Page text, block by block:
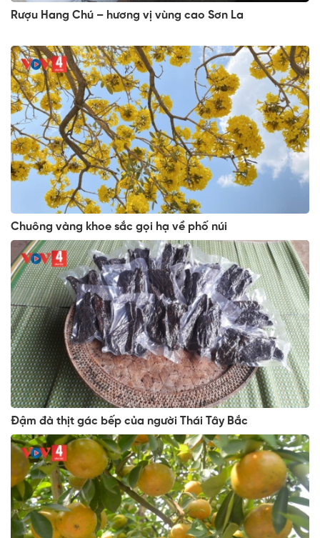
Rượu Hang Chú – hương vị vùng cao Sơn La
Chuông vàng khoe sắc gọi hạ về phố núi
Đậm đà thịt gác bếp của người Thái Tây Bắc